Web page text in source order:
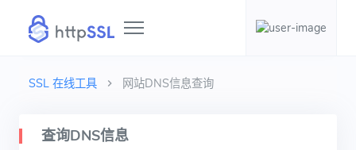
SSL 在线工具 网站DNS信息查询
查询DNS信息